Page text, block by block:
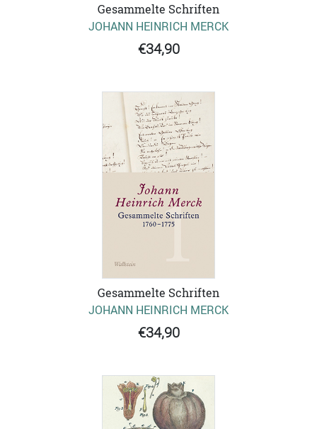
Gesammelte Schriften
JOHANN HEINRICH MERCK
€34,90
Gesammelte Schriften
JOHANN HEINRICH MERCK
€34,90